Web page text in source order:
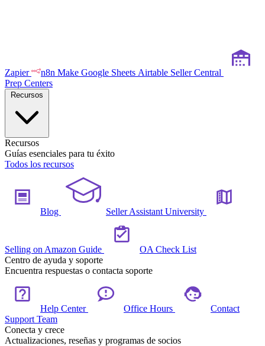
Zapier n8n Make Google Sheets Airtable Seller Central
Prep Centers
Recursos
Guías esenciales para tu éxito
Todos los recursos
Blog Seller Assistant University
Selling on Amazon Guide
OA Check List
Centro de ayuda y soporte
Encuentra respuestas o contacta soporte
Help Center Office Hours
Contact
Support Team
Conecta y crece
Actualizaciones, reseñas y programas de socios